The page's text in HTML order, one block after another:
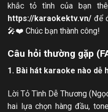
khắc tỏ tình của bạn
https://karaokektv.vn/ để
🎤❤️ Chúc bạn thành công!
Câu hỏi thường gặp
1. Bài hát karaoke nào dễ
Lời Tỏ Tình Dễ Thương
hai lựa chọn hàng đầu,